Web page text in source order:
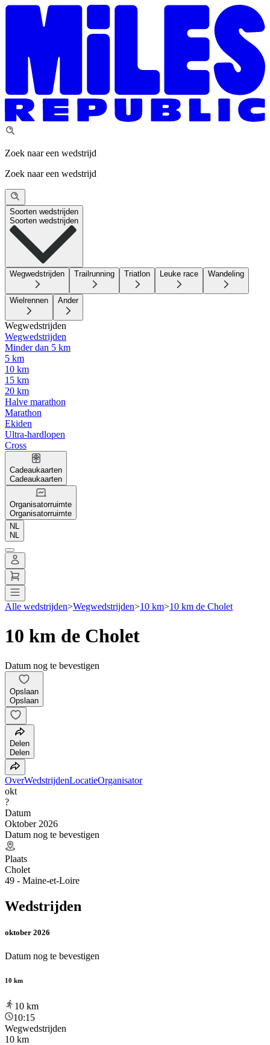
Zoek naar een wedstrijd
Zoek naar een wedstrijd
Soorten wedstrijden
Soorten wedstrijden
Wegwedstrijden Trailrunning Triatlon Leuke race Wandeling
Wielrennen Ander
Wegwedstrijden
Wegwedstrijden
Minder dan 5 km
5 km
10 km
15 km
20 km
Halve marathon
Marathon
Ekiden
Ultra-hardlopen
Cross
Cadeaukaarten
Cadeaukaarten
Organisatorruimte
Organisatorruimte
NL
NL
Alle wedstrijden>Wegwedstrijden>10 km>10 km de Cholet
10 km de Cholet
Datum nog te bevestigen
Opslaan
Opslaan
Delen
Delen
OverWedstrijdenLocatieOrganisator
okt
?
Datum
Oktober 2026
Datum nog te bevestigen
Plaats
Cholet
49 - Maine-et-Loire
Wedstrijden
oktober 2026
Datum nog te bevestigen
10 km
10 km
10:15
Wegwedstrijden
10 km